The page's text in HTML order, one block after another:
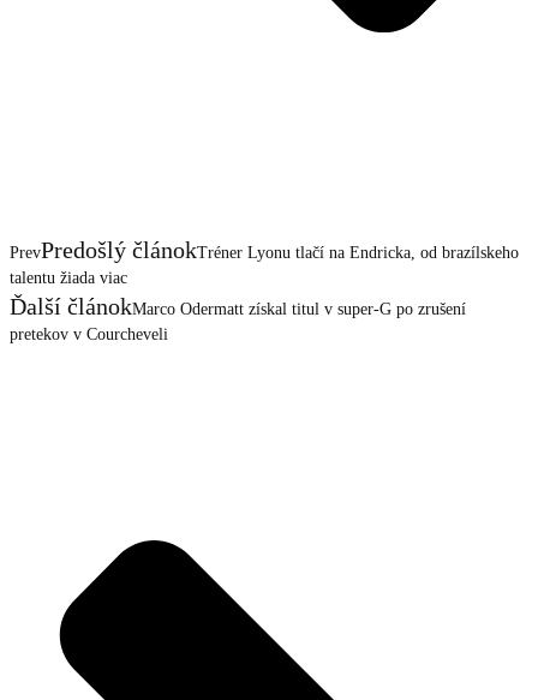
PrevPredošlý článokTréner Lyonu tlačí na Endricka, od brazílskeho
talentu žiada viac
Ďalší článokMarco Odermatt získal titul v super-G po zrušení
pretekov v Courcheveli